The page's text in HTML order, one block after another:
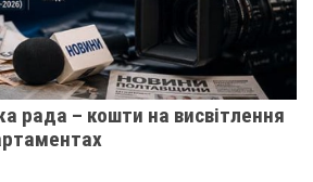
рада – кошти на висвітлення